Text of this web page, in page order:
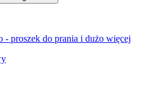
- proszek do prania i dużo więcej